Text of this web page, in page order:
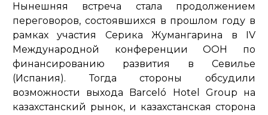
Нынешняя встреча стала продолжением
переговоров, состоявшихся в прошлом году в
рамках участия Серика Жумангарина в IV
Международной конференции ООН по
финансированию развития в Севилье
(Испания). Тогда стороны обсудили
возможности выхода Barceló Hotel Group на
казахстанский рынок, и казахстанская сторона